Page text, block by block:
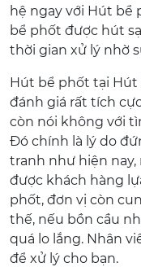
hệ ngay với Hút bể
bể phốt được hút
thời gian xử lý nhờ
Hút bể phốt tại Hút
đánh giá rất tích
còn nói không với
Đó chính là lý do
tranh như hiện
được khách hàng
phốt, đơn vị còn
thế, nếu bồn cầu
quá lo lắng. Nhân
để xử lý cho bạn.